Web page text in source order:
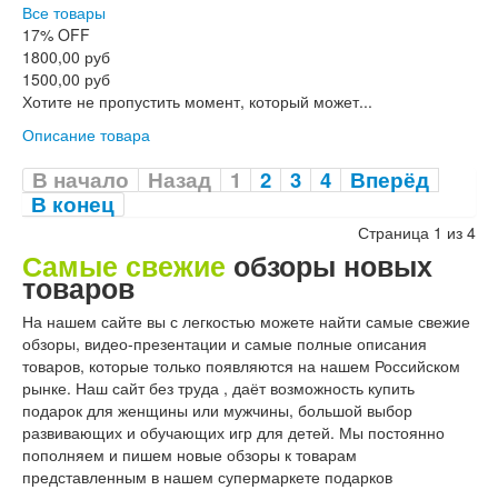
Все товары
17% OFF
1800,00 руб
1500,00 руб
Хотите не пропустить момент, который может...
Описание товара
В начало Назад 1 2 3 4
Вперёд
В конец
Страница 1 из 4
Самые свежие обзоры новых
товаров
На нашем сайте вы с легкостью можете найти самые свежие
обзоры, видео-презентации и самые полные описания
товаров, которые только появляются на нашем Российском
рынке. Наш сайт без труда , даёт возможность купить
подарок для женщины или мужчины, большой выбор
развивающих и обучающих игр для детей. Мы постоянно
пополняем и пишем новые обзоры к товарам
представленным в нашем супермаркете подарков